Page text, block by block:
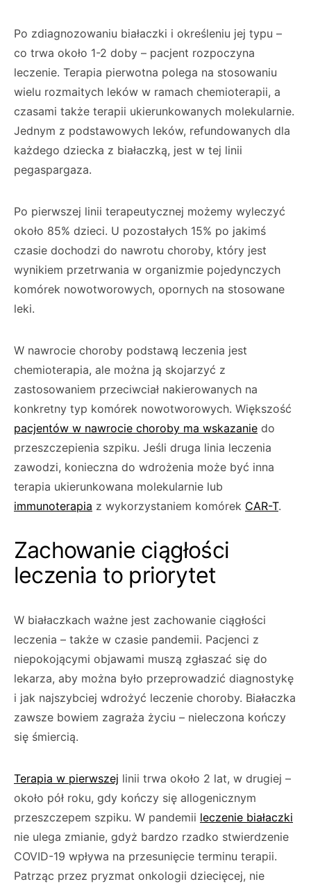
Po zdiagnozowaniu białaczki i określeniu jej typu –
co trwa około 1-2 doby – pacjent rozpoczyna
leczenie. Terapia pierwotna polega na stosowaniu
wielu rozmaitych leków w ramach chemioterapii, a
czasami także terapii ukierunkowanych molekularnie.
Jednym z podstawowych leków, refundowanych dla
każdego dziecka z białaczką, jest w tej linii
pegaspargaza.
Po pierwszej linii terapeutycznej możemy wyleczyć
około 85% dzieci. U pozostałych 15% po jakimś
czasie dochodzi do nawrotu choroby, który jest
wynikiem przetrwania w organizmie pojedynczych
komórek nowotworowych, opornych na stosowane
leki.
W nawrocie choroby podstawą leczenia jest
chemioterapia, ale można ją skojarzyć z
zastosowaniem przeciwciał nakierowanych na
konkretny typ komórek nowotworowych. Większość
pacjentów w nawrocie choroby ma wskazanie do
przeszczepienia szpiku. Jeśli druga linia leczenia
zawodzi, konieczna do wdrożenia może być inna
terapia ukierunkowana molekularnie lub
immunoterapia z wykorzystaniem komórek CAR-T.
Zachowanie ciągłości
leczenia to priorytet
W białaczkach ważne jest zachowanie ciągłości
leczenia – także w czasie pandemii. Pacjenci z
niepokojącymi objawami muszą zgłaszać się do
lekarza, aby można było przeprowadzić diagnostykę
i jak najszybciej wdrożyć leczenie choroby. Białaczka
zawsze bowiem zagraża życiu – nieleczona kończy
się śmiercią.
Terapia w pierwszej linii trwa około 2 lat, w drugiej –
około pół roku, gdy kończy się allogenicznym
przeszczepem szpiku. W pandemii leczenie białaczki
nie ulega zmianie, gdyż bardzo rzadko stwierdzenie
COVID-19 wpływa na przesunięcie terminu terapii.
Patrząc przez pryzmat onkologii dziecięcej, nie